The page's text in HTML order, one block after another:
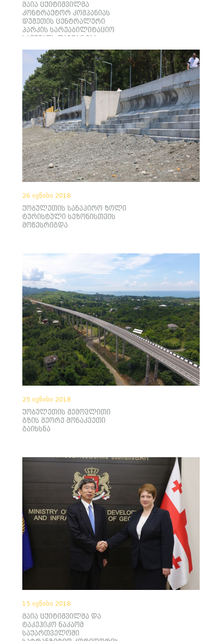
მაია ცქიტიშვილმა
კონტრაქტორ კომპანიას
დუშეთის ცენტრალური
პარკის სარეაბილიტაციო
სამუშაოს დაჩქარება
26 ივნისი 2018
ქობულეთის სანაპირო ზოლი
ტურისტული სეზონისთვის
მოწესრიგდა
25 ივნისი 2018
ქობულეთის შემოვლითი
გზის მეორე მონაკვეთი
გაიხსნა
15 ივნისი 2018
მაია ცქიტიშვილმა და
ტაკეჰიკო ნაკაომ
საქართველოში